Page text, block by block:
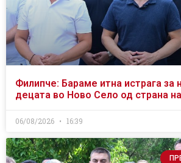
Филипче: Бараме итна истрага за
децата во Ново Село од страна
06/08/2026 16:39